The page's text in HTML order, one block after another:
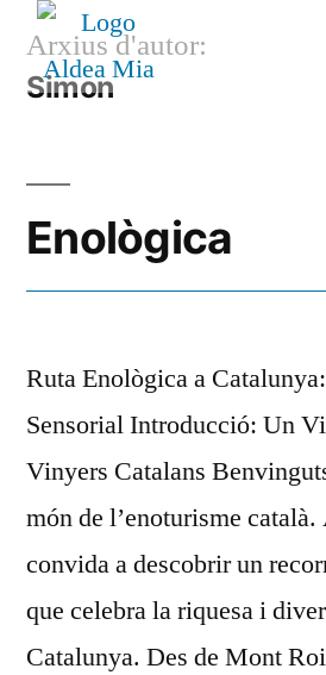
Arxius d'autor:
Simon
Enològica
Ruta Enològica a
Sensorial Introducció: Un
Vinyers Catalans
món de l’enoturisme
convida a descobrir un
que celebra la riquesa i
Catalunya. Des de Mont